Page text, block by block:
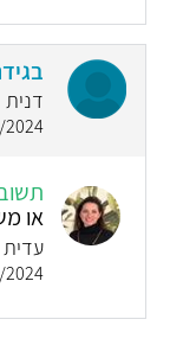
דנית
| 23:50
או
עדית
| 18:53